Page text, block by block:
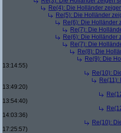
Re(4): Die Holländer
Re(5): Die Holländer
Re(6): Die Holländer
Re(7): Die
Re(6): Die Holländer
Re(7): Die
Re(8): Die
Re(9): Die
13:14:55)
Re(10):
13:49:20)
13:54:40)
14:03:36)
Re(10):
17:25:57)